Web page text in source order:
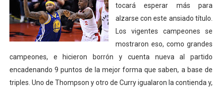
tocará esperar más para
alzarse con este ansiado título.
Los vigentes campeones se
mostraron eso, como grandes
campeones, e hicieron borrón y cuenta nueva al partido
encadenando 9 puntos de la mejor forma que saben, a base de
triples. Uno de Thompson y otro de Curry igualaron la contienda y,